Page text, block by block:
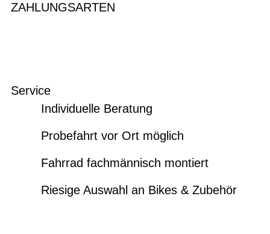
ZAHLUNGSARTEN
Service
Individuelle Beratung
Probefahrt vor Ort möglich
Fahrrad fachmännisch montiert
Riesige Auswahl an Bikes & Zubehör